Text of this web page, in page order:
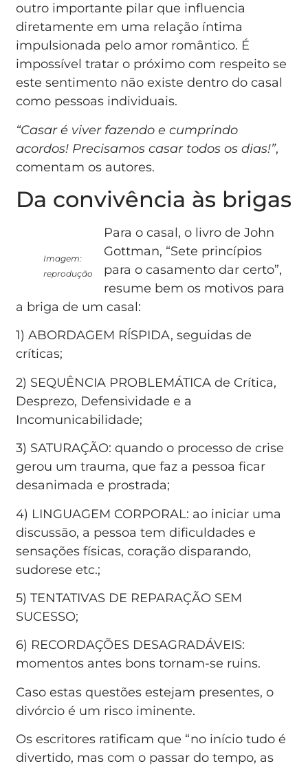
outro importante pilar que influencia
diretamente em uma relação íntima
impulsionada pelo amor romântico. É
impossível tratar o próximo com respeito se
este sentimento não existe dentro do casal
como pessoas individuais.
“Casar é viver fazendo e cumprindo
acordos! Precisamos casar todos os dias!”,
comentam os autores.
Da convivência às brigas
Imagem:
reprodução
Para o casal, o livro de John
Gottman, “Sete princípios
para o casamento dar certo”,
resume bem os motivos para
a briga de um casal:
1) ABORDAGEM RÍSPIDA, seguidas de
críticas;
2) SEQUÊNCIA PROBLEMÁTICA de Crítica,
Desprezo, Defensividade e a
Incomunicabilidade;
3) SATURAÇÃO: quando o processo de crise
gerou um trauma, que faz a pessoa ficar
desanimada e prostrada;
4) LINGUAGEM CORPORAL: ao iniciar uma
discussão, a pessoa tem dificuldades e
sensações físicas, coração disparando,
sudorese etc.;
5) TENTATIVAS DE REPARAÇÃO SEM
SUCESSO;
6) RECORDAÇÕES DESAGRADÁVEIS:
momentos antes bons tornam-se ruins.
Caso estas questões estejam presentes, o
divórcio é um risco iminente.
Os escritores ratificam que “no início tudo é
divertido, mas com o passar do tempo, as